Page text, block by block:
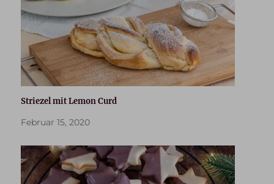
Striezel mit Lemon Curd
Februar 15, 2020